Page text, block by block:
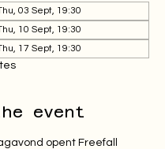
03 Sept, 19:30
10 Sept, 19:30
17 Sept, 19:30
event
opent Freefall